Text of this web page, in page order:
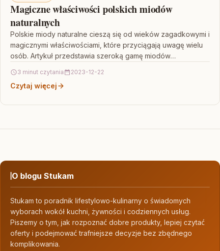
Magiczne właściwości polskich miodów
naturalnych
Polskie miody naturalne cieszą się od wieków zagadkowymi i
magicznymi właściwościami, które przyciągają uwagę wielu
osób. Artykuł przedstawia szeroką gamę miodów
3 minut czytania 2023-12-22
Czytaj więcej
O blogu Stukam
Stukam to poradnik lifestylowo-kulinarny o świadomych
wyborach wokół kuchni, żywności i codziennych usług.
Piszemy o tym, jak rozpoznać dobre produkty, lepiej czytać
oferty i podejmować trafniejsze decyzje bez zbędnego
komplikowania.